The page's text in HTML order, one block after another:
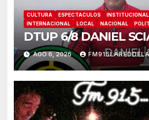
CULTURA ESPECTACULOS
INTERNACIONAL
LOCAL NACIONAL
DTUP 6/8 DANIEL
AGO 6, 2026